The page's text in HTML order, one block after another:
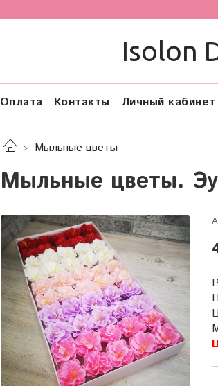
Isolon
Оплата Контакты Личный кабинет
Мыльные цветы
Мыльные цветы.